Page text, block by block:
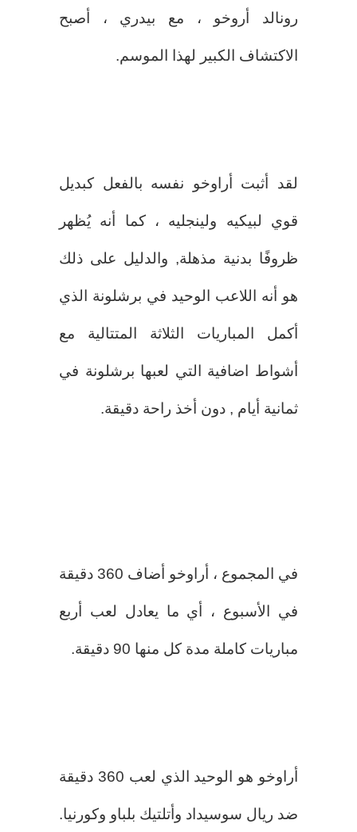
رونالد أروخو ، مع بيدري ، أصبح
الاكتشاف الكبير لهذا الموسم.
لقد أثبت أراوخو نفسه بالفعل كبديل
قوي لبيكيه ولينجليه ، كما أنه يُظهر
ظروفًا بدنية مذهلة, والدليل على ذلك
هو أنه اللاعب الوحيد في برشلونة الذي
أكمل المباريات الثلاثة المتتالية مع
أشواط اضافية التي لعبها برشلونة في
ثمانية أيام , دون أخذ راحة دقيقة.
في المجموع ، أراوخو أضاف 360 دقيقة
في الأسبوع ، أي ما يعادل لعب أربع
مباريات كاملة مدة كل منها 90 دقيقة.
أراوخو هو الوحيد الذي لعب 360 دقيقة
ضد ريال سوسيداد وأتلتيك بلباو وكورنيا.